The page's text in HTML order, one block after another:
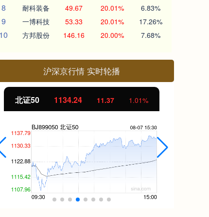
8 耐科装备 49.67 20.01% 6.83%
9 一博科技 53.33 20.01% 17.26%
10 方邦股份 146.16 20.00% 7.68%
沪深京行情 实时轮播
北证50 1134.24 11.37 1.01%